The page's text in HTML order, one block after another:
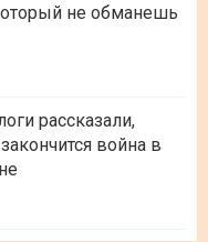
не обманешь
рассказали,
война в